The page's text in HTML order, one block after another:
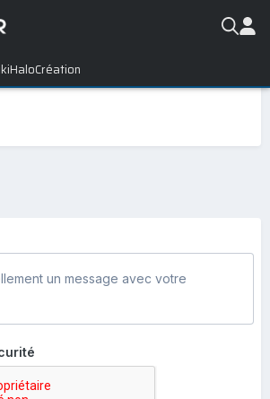
Création
un message avec votre